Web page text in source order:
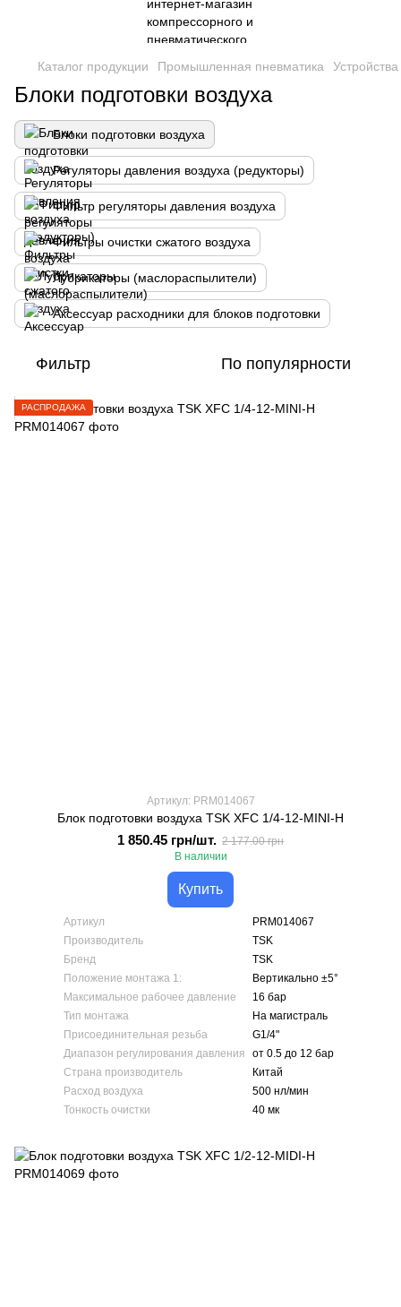
Каталог продукции Промышленная пневматика
Блоки подготовки воздуха
Блоки подготовки воздуха
Регуляторы давления воздуха (редукторы)
Фильтр регуляторы давления воздуха
Фильтры очистки сжатого воздуха
Лубрикаторы (маслораспылители)
Аксессуар расходники для блоков подготовки
Фильтр По популярности
РАСПРОДАЖА
Артикул: PRM014067
Блок подготовки воздуха TSK XFC 1/4-12-MINI-H
1 850.45 грн/шт. 2 177.00 грн
В наличии
Купить
Артикул
PRM014067
Производитель
TSK
Бренд
TSK
Положение монтажа 1:
Вертикально ±5°
Максимальное рабочее давление
16 бар
Тип монтажа
На магистраль
Присоединительная резьба
G1/4"
Диапазон регулирования давления
от 0.5 до 12 бар
Страна производитель
Китай
Расход воздуха
500 нл/мин
Тонкость очистки
40 мк